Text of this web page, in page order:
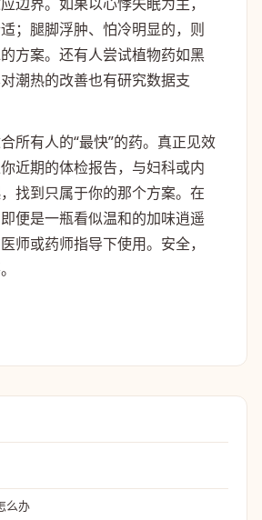
；腿脚浮肿、怕冷明显的，则
方案。还有人尝试植物药如黑
潮热的改善也有研究数据支
所有人的“最快”的药。真正见效
近期的体检报告，与妇科或内
找到只属于你的那个方案。在
便是一瓶看似温和的加味逍遥
师或药师指导下使用。安全，
么办